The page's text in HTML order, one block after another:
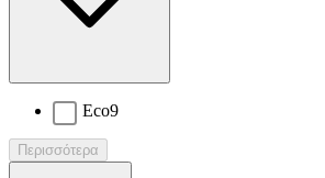
Eco9
Περισσότερα